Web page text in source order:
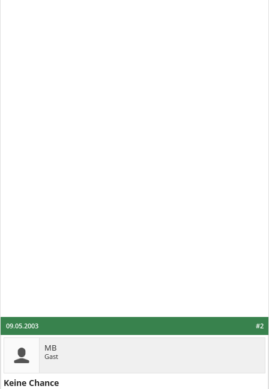
#2
09.05.2003
MB
Gast
Keine Chance